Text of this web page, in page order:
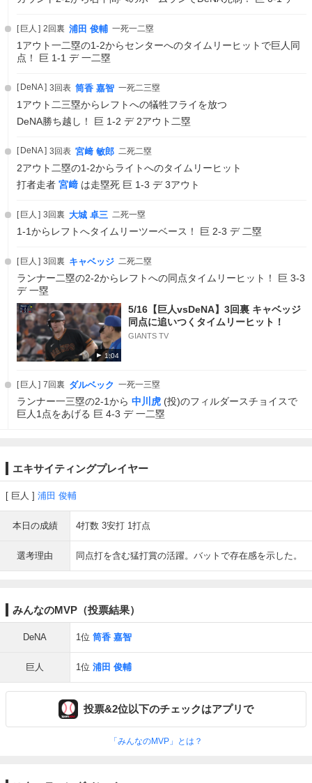
巨人 2回裏 浦田 俊輔 一死一二塁
1アウト一二塁の1-2からセンターへのタイムリーヒットで巨人同
点！ 巨 1-1 デ 一二塁
DeNA 3回表 筒香 嘉智 一死二三塁
1アウト二三塁からレフトへの犠牲フライを放つ
DeNA勝ち越し！ 巨 1-2 デ 2アウト二塁
DeNA 3回表 宮﨑 敏郎 二死二塁
2アウト二塁の1-2からライトへのタイムリーヒット
打者走者 宮﨑 は走塁死 巨 1-3 デ 3アウト
巨人 3回裏 大城 卓三 二死一塁
1-1からレフトへタイムリーツーベース！ 巨 2-3 デ 二塁
巨人 3回裏 キャベッジ 二死二塁
ランナー二塁の2-2からレフトへの同点タイムリーヒット！ 巨 3-3
デ 一塁
1:04
5/16【巨人vsDeNA】3回裏 キャベッジ
同点に追いつくタイムリーヒット！
GIANTS TV
巨人 7回裏 ダルベック 一死一三塁
ランナー一三塁の2-1から 中川虎 (投)のフィルダースチョイスで
巨人1点をあげる 巨 4-3 デ 一二塁
エキサイティングプレイヤー
巨人 浦田 俊輔
本日の成績 4打数 3安打 1打点
選考理由 同点打を含む猛打賞の活躍。バットで存在感を示した。
みんなのMVP（投票結果）
DeNA 1位 筒香 嘉智
巨人 1位 浦田 俊輔
投票&2位以下のチェックはアプリで
「みんなのMVP」とは？